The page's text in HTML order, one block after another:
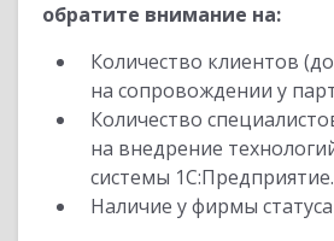
обратите внимание на:
Количество клиентов
на сопровождении у
Количество
на внедрение
системы 1С:Предприятие.
Наличие у фирмы статуса